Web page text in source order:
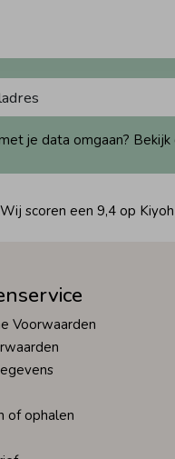
je data omgaan? Bekijk
Wij scoren een 9,4 op Kiyoh
Voorwaarden
of ophalen